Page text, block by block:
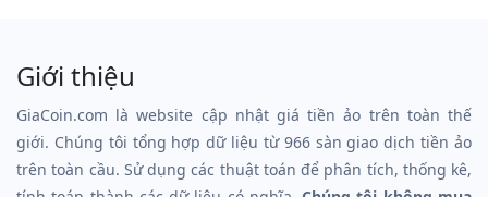
Giới thiệu
GiaCoin.com là website cập nhật giá tiền ảo trên toàn thế
giới. Chúng tôi tổng hợp dữ liệu từ 966 sàn giao dịch tiền ảo
trên toàn cầu. Sử dụng các thuật toán để phân tích, thống kê,